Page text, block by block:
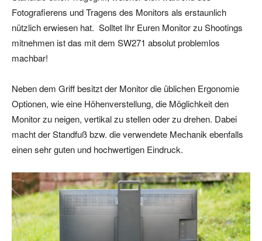
Fotografierens und Tragens des Monitors als erstaunlich
nützlich erwiesen hat. Solltet Ihr Euren Monitor zu Shootings
mitnehmen ist das mit dem SW271 absolut problemlos
machbar!
Neben dem Griff besitzt der Monitor die üblichen Ergonomie
Optionen, wie eine Höhenverstellung, die Möglichkeit den
Monitor zu neigen, vertikal zu stellen oder zu drehen. Dabei
macht der Standfuß bzw. die verwendete Mechanik ebenfalls
einen sehr guten und hochwertigen Eindruck.